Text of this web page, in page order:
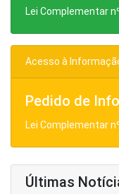
Lei Complementar
Acesso à
Pedido de
Lei Complementar
Últimas